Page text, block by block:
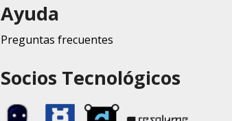
Ayuda
Preguntas frecuentes
Socios Tecnológicos